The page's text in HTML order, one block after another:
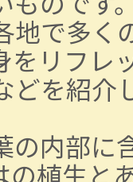
で多
リフ
を紹介
内部
植生と